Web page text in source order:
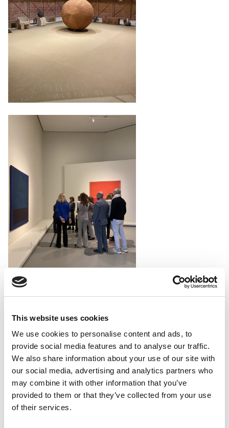
This website uses cookies
We use cookies to personalise content and ads, to
provide social media features and to analyse our traffic.
We also share information about your use of our site with
our social media, advertising and analytics partners who
may combine it with other information that you’ve
provided to them or that they’ve collected from your use
of their services.